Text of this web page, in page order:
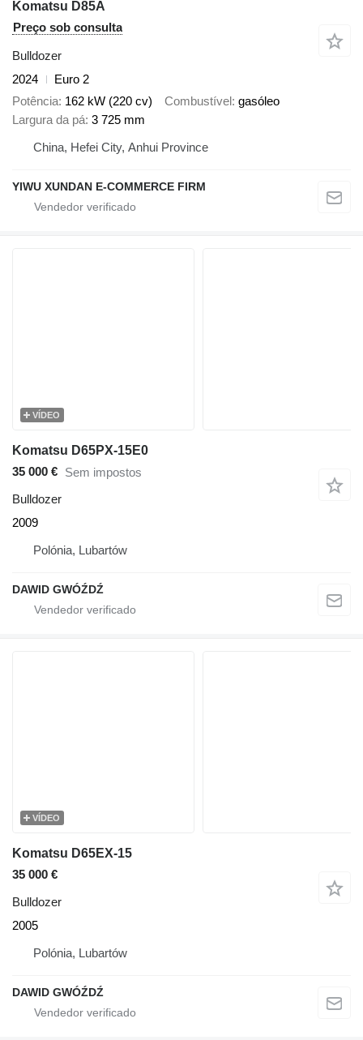
Komatsu D85A
Preço sob consulta
Bulldozer
2024
Euro 2
Potência 162 kW (220 cv) Combustível gasóleo
Largura da pá 3 725 mm
China, Hefei City, Anhui Province
YIWU XUNDAN E-COMMERCE FIRM
VÍDEO
Komatsu D65PX-15E0
35 000 € Sem impostos
Bulldozer
2009
Polónia, Lubartów
DAWID GWÓŹDŹ
VÍDEO
Komatsu D65EX-15
35 000 €
Bulldozer
2005
Polónia, Lubartów
DAWID GWÓŹDŹ